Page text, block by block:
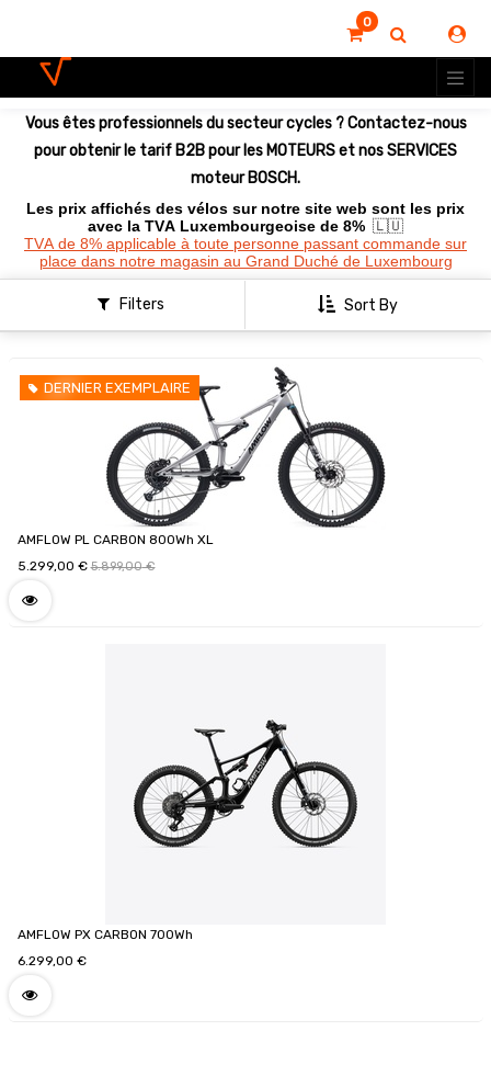
0
Vous êtes professionnels du secteur cycles ? Contactez-nous
pour obtenir le tarif B2B pour les MOTEURS et nos SERVICES
moteur BOSCH.
Les prix affichés des vélos sur notre site web sont les prix
avec la TVA Luxembourgeoise de 8% 🇱🇺
TVA de 8% applicable à toute personne passant commande sur
place dans notre magasin au Grand Duché de Luxembourg
Filters Sort By
options
DERNIER EXEMPLAIRE
AMFLOW PL CARBON 800Wh XL
5.299,00 € 5.899,00€
AMFLOW PX CARBON 700Wh
6.299,00 €